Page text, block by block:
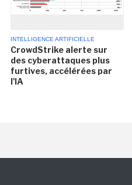
INTELLIGENCE ARTIFICIELLE
CrowdStrike alerte sur
des cyberattaques plus
furtives, accélérées par
l'IA